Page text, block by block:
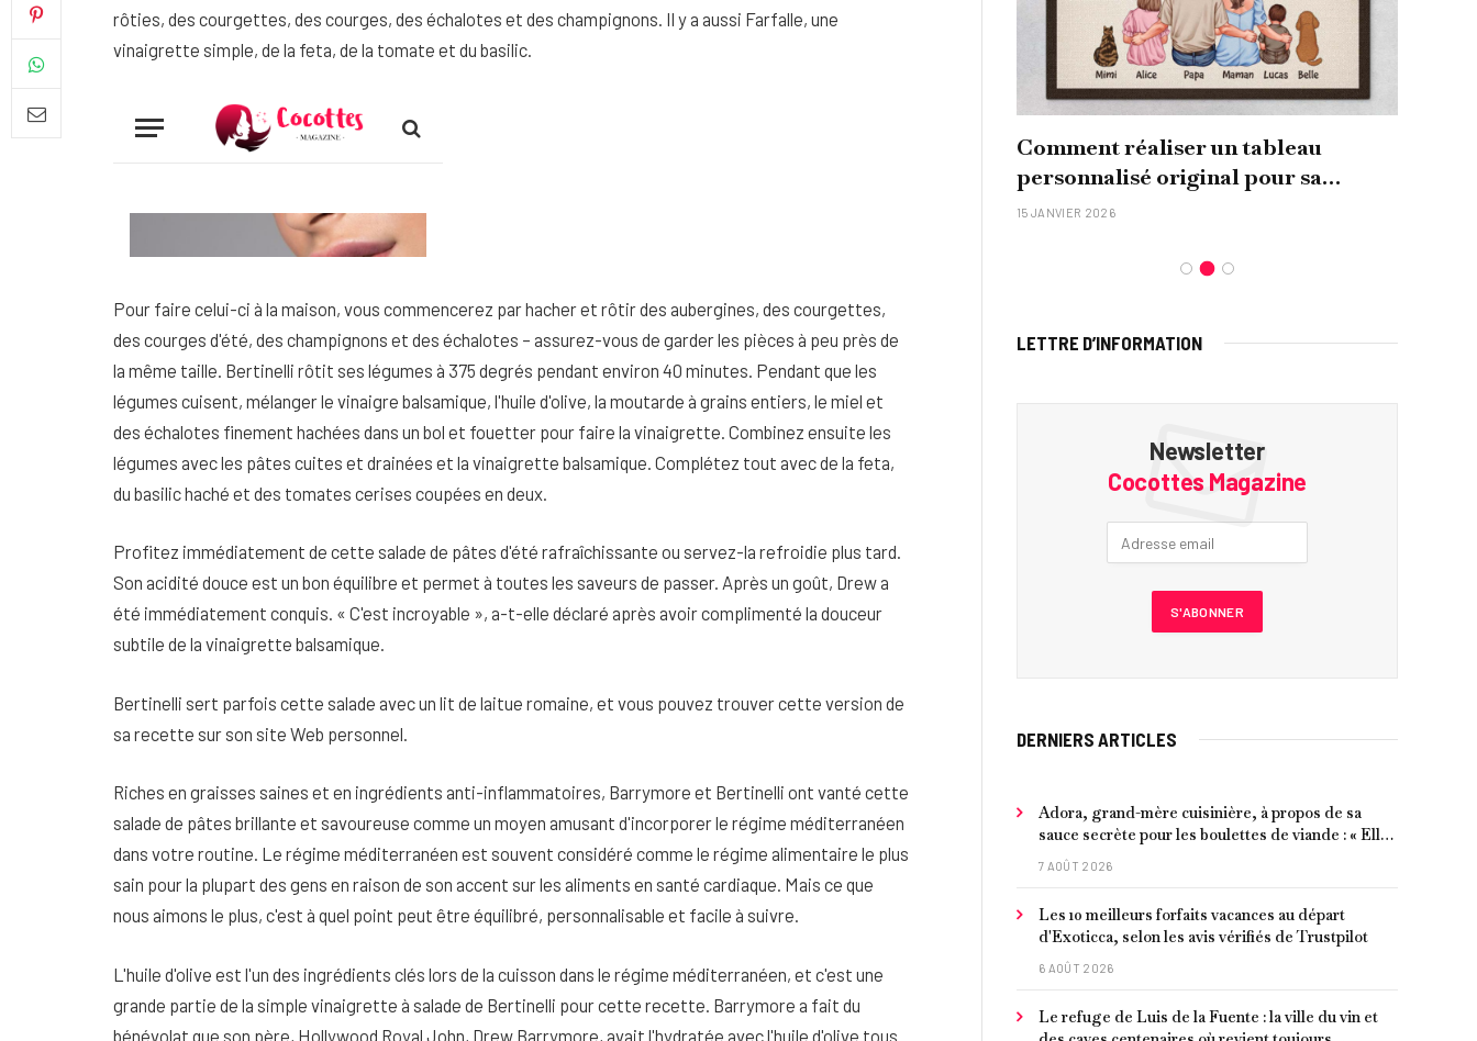
rôties, des courgettes, des courges, des échalotes et des champignons. Il y a aussi Farfalle, une
vinaigrette simple, de la feta, de la tomate et du basilic.
Pour faire celui-ci à la maison, vous commencerez par hacher et rôtir des aubergines, des courgettes,
des courges d'été, des champignons et des échalotes – assurez-vous de garder les pièces à peu près de
la même taille. Bertinelli rôtit ses légumes à 375 degrés pendant environ 40 minutes. Pendant que les
légumes cuisent, mélanger le vinaigre balsamique, l'huile d'olive, la moutarde à grains entiers, le miel et
des échalotes finement hachées dans un bol et fouetter pour faire la vinaigrette. Combinez ensuite les
légumes avec les pâtes cuites et drainées et la vinaigrette balsamique. Complétez tout avec de la feta,
du basilic haché et des tomates cerises coupées en deux.
Profitez immédiatement de cette salade de pâtes d'été rafraîchissante ou servez-la refroidie plus tard.
Son acidité douce est un bon équilibre et permet à toutes les saveurs de passer. Après un goût, Drew a
été immédiatement conquis. « C'est incroyable », a-t-elle déclaré après avoir complimenté la douceur
subtile de la vinaigrette balsamique.
Bertinelli sert parfois cette salade avec un lit de laitue romaine, et vous pouvez trouver cette version de
sa recette sur son site Web personnel.
Riches en graisses saines et en ingrédients anti-inflammatoires, Barrymore et Bertinelli ont vanté cette
salade de pâtes brillante et savoureuse comme un moyen amusant d'incorporer le régime méditerranéen
dans votre routine. Le régime méditerranéen est souvent considéré comme le régime alimentaire le plus
sain pour la plupart des gens en raison de son accent sur les aliments en santé cardiaque. Mais ce que
nous aimons le plus, c'est à quel point peut être équilibré, personnalisable et facile à suivre.
L'huile d'olive est l'un des ingrédients clés lors de la cuisson dans le régime méditerranéen, et c'est une
grande partie de la simple vinaigrette à salade de Bertinelli pour cette recette. Barrymore a fait du
bénévolat que son père, Hollywood Royal John, Drew Barrymore, avait l'hydratée avec l'huile d'olive tous
Quel soin adopter pour une peau
26 NOVEMBRE 2025
Comment réaliser un tableau
personnalisé original pour sa
famille ?
15 JANVIER 2026
LETTRE D’INFORMATION
Newsletter
Cocottes Magazine
DERNIERS ARTICLES
Adora, grand-mère cuisinière, à propos de sa
sauce secrète pour les boulettes de viande : « Elle
contient un peu de curcuma, du poivre, une
7 AOÛT 2026
Les 10 meilleurs forfaits vacances au départ
d'Exoticca, selon les avis vérifiés de Trustpilot
6 AOÛT 2026
Le refuge de Luis de la Fuente : la ville du vin et